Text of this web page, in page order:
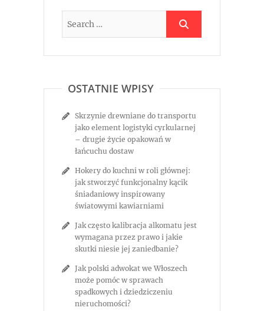
OSTATNIE WPISY
Skrzynie drewniane do transportu
jako element logistyki cyrkularnej
– drugie życie opakowań w
łańcuchu dostaw
Hokery do kuchni w roli głównej:
jak stworzyć funkcjonalny kącik
śniadaniowy inspirowany
światowymi kawiarniami
Jak często kalibracja alkomatu jest
wymagana przez prawo i jakie
skutki niesie jej zaniedbanie?
Jak polski adwokat we Włoszech
może pomóc w sprawach
spadkowych i dziedziczeniu
nieruchomości?